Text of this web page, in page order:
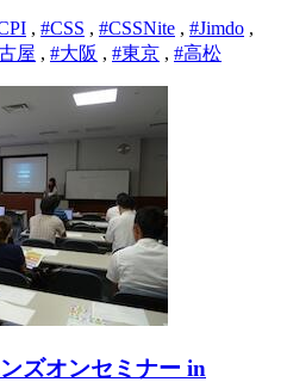
, #CSS , #CSSNite , #Jimdo ,
屋 , #大阪 , #東京 , #高松
ズオンセミナー in